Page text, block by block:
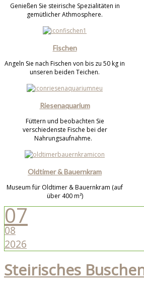
Genießen Sie steirische Spezialitäten in
gemütlicher Athmosphere.
Fischen
Angeln Sie nach Fischen von bis zu 50 kg in
unseren beiden Teichen.
Riesenaquarium
Füttern und beobachten Sie
verschiedenste Fische bei der
Nahrungsaufnahme.
Oldtimer & Bauernkram
Museum für Oldtimer & Bauernkram (auf
über 400 m²)
07
08
2026
Steirisches